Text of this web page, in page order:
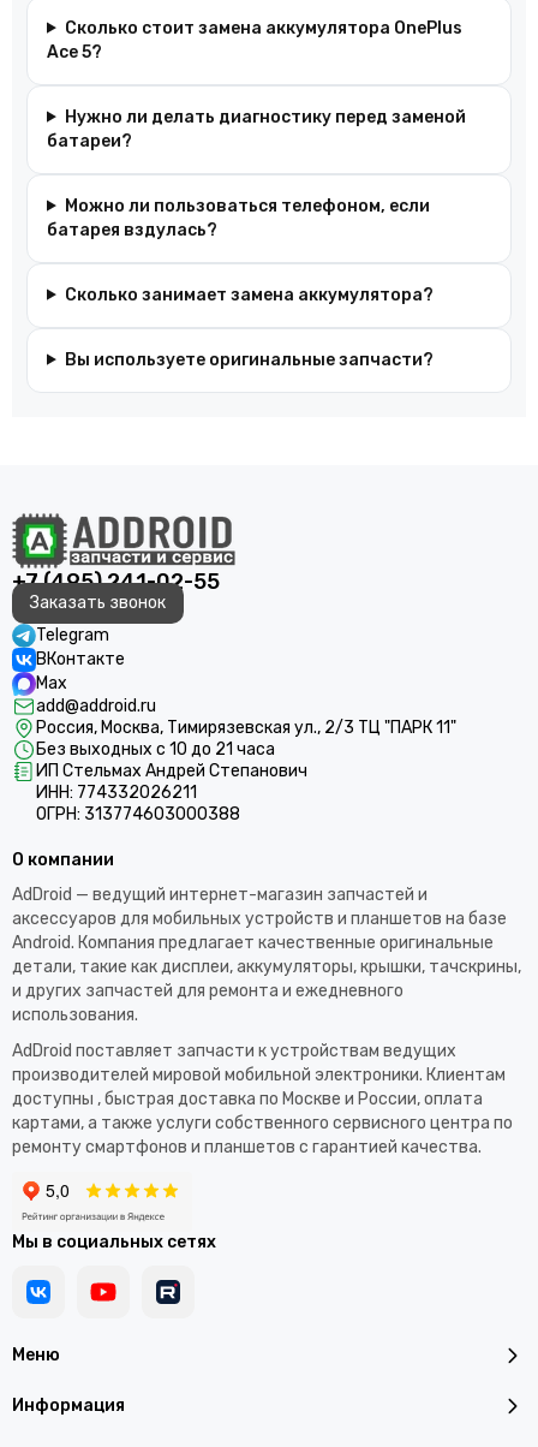
Сколько стоит замена аккумулятора OnePlus
Ace 5?
Нужно ли делать диагностику перед заменой
батареи?
Можно ли пользоваться телефоном, если
батарея вздулась?
Сколько занимает замена аккумулятора?
Вы используете оригинальные запчасти?
+7 (495) 241-02-55
Заказать звонок
Telegram
ВКонтакте
Max
add@addroid.ru
Россия, Москва, Тимирязевская ул., 2/3 ТЦ "ПАРК 11"
Без выходных с 10 до 21 часа
ИП Стельмах Андрей Степанович
ИНН: 774332026211
ОГРН: 313774603000388
Меню
Информация
О компании
AdDroid — ведущий интернет-магазин запчастей и
аксессуаров для мобильных устройств и планшетов на базе
Android. Компания предлагает качественные оригинальные
детали, такие как дисплеи, аккумуляторы, крышки, тачскрины,
и других запчастей для ремонта и ежедневного
использования.​
AdDroid поставляет запчасти к устройствам ведущих
производителей мировой мобильной электроники. Клиентам
доступны , быстрая доставка по Москве и России, оплата
картами, а также услуги собственного сервисного центра по
ремонту смартфонов и планшетов с гарантией качества.
Мы в социальных сетях